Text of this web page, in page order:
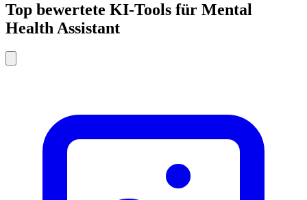
Top bewertete KI-Tools für Mental
Health Assistant